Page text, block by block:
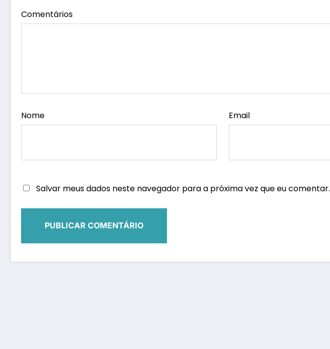
Comentários
Nome Email
Salvar meus dados neste navegador para a próxima vez que eu comentar.